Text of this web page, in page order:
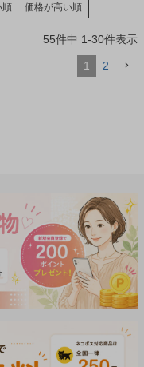
順 価格が高い順
55件中 1-30件表示
1 2